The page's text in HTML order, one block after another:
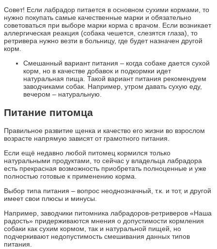
Совет! Если лабрадор питается в основном сухими кормами, то
нужно покупать самые качественные марки и обязательно
советоваться при выборе марки корма с врачом. Если возникает
аллергическая реакция (собака чешется, слезятся глаза), то
ретривера нужно везти в больницу, где будет назначен другой
корм.
Смешанный вариант питания – когда собаке дается сухой
корм, но в качестве добавок и подкормки идет
натуральная пища. Такой вариант питания рекомендуем
заводчиками собак. Например, утром давать сухую еду,
вечером – натуральную.
Питание питомца
Правильное развитие щенка и качество его жизни во взрослом
возрасте напрямую зависят от грамотного питания.
Если ещё недавно любой питомец кормился только
натуральными продуктами, то сейчас у владельца лабрадора
есть прекрасная возможность приобретать полноценные и уже
полностью готовые к применению корма.
Выбор типа питания – вопрос неоднозначный, т.к. и тот, и другой
имеет свои плюсы и минусы.
Например, заводчики питомника лабрадоров-ретриверов «Наша
радость» придерживаются мнения о допустимости кормления
собаки как сухим кормом, так и натуральной пищей, но
подчеркивают недопустимость смешивания данных типов
питания.